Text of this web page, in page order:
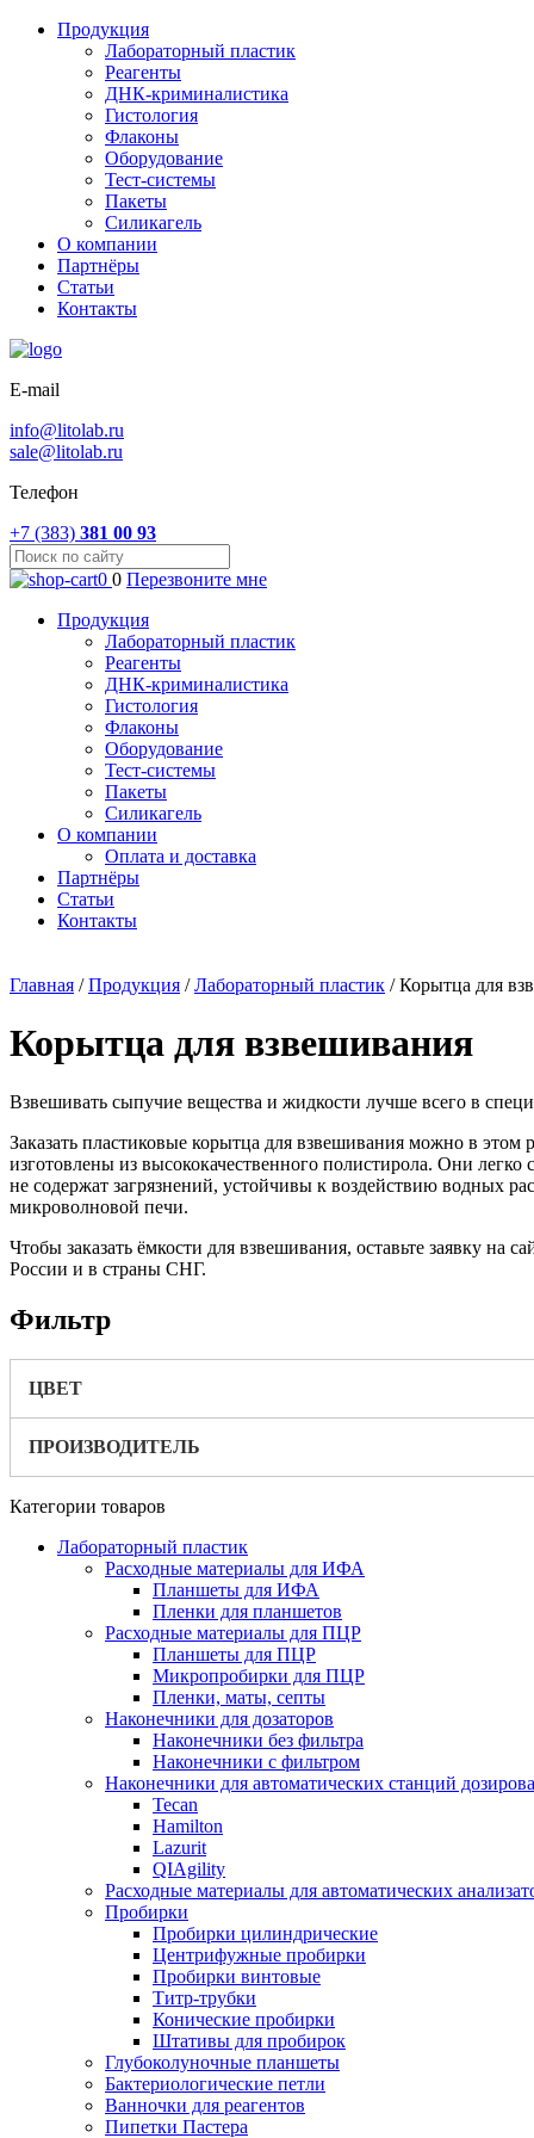
Продукция
Лабораторный пластик
Реагенты
ДНК-криминалистика
Гистология
Флаконы
Оборудование
Тест-системы
Пакеты
Силикагель
О компании
Партнёры
Статьи
Контакты
E-mail
info@litolab.ru
sale@litolab.ru
Телефон
+7 (383) 381 00 93
0 0 Перезвоните мне
Продукция
Лабораторный пластик
Реагенты
ДНК-криминалистика
Гистология
Флаконы
Оборудование
Тест-системы
Пакеты
Силикагель
О компании
Оплата и доставка
Партнёры
Статьи
Контакты
Главная /Продукция /Лабораторный пластик /Корытца для
Корытца для взвешивания
Взвешивать сыпучие вещества и жидкости лучше всего в
Заказать пластиковые корытца для взвешивания можно в
изготовлены из высококачественного полистирола. Они
не содержат загрязнений, устойчивы к воздействию водных
микроволновой печи.
Чтобы заказать ёмкости для взвешивания, оставьте заявку
России и в страны СНГ.
Фильтр
ЦВЕТ
ПРОИЗВОДИТЕЛЬ
Категории товаров
Лабораторный пластик
Расходные материалы для ИФА
Планшеты для ИФА
Пленки для планшетов
Расходные материалы для ПЦР
Планшеты для ПЦР
Микропробирки для ПЦР
Пленки, маты, септы
Наконечники для дозаторов
Наконечники без фильтра
Наконечники с фильтром
Наконечники для автоматических станций
Tecan
Hamilton
Lazurit
QIAgility
Расходные материалы для автоматических
Пробирки
Пробирки цилиндрические
Центрифужные пробирки
Пробирки винтовые
Титр-трубки
Конические пробирки
Штативы для пробирок
Глубоколуночные планшеты
Бактериологические петли
Ванночки для реагентов
Пипетки Пастера